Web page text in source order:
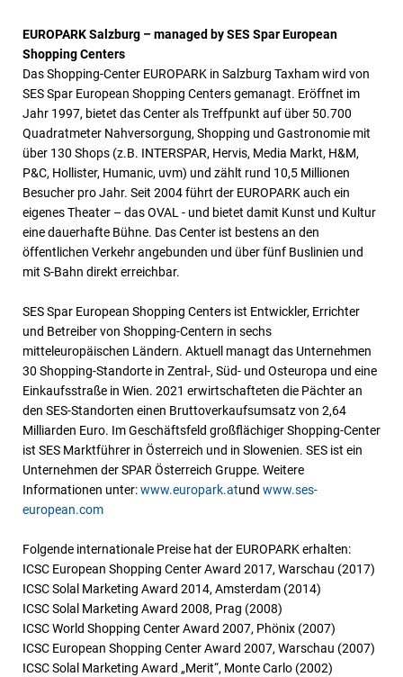
EUROPARK Salzburg – managed by SES Spar European
Shopping Centers
Das Shopping-Center EUROPARK in Salzburg Taxham wird von
SES Spar European Shopping Centers gemanagt. Eröffnet im
Jahr 1997, bietet das Center als Treffpunkt auf über 50.700
Quadratmeter Nahversorgung, Shopping und Gastronomie mit
über 130 Shops (z.B. INTERSPAR, Hervis, Media Markt, H&M,
P&C, Hollister, Humanic, uvm) und zählt rund 10,5 Millionen
Besucher pro Jahr. Seit 2004 führt der EUROPARK auch ein
eigenes Theater – das OVAL - und bietet damit Kunst und Kultur
eine dauerhafte Bühne. Das Center ist bestens an den
öffentlichen Verkehr angebunden und über fünf Buslinien und
mit S-Bahn direkt erreichbar.
SES Spar European Shopping Centers ist Entwickler, Errichter
und Betreiber von Shopping-Centern in sechs
mitteleuropäischen Ländern. Aktuell managt das Unternehmen
30 Shopping-Standorte in Zentral-, Süd- und Osteuropa und eine
Einkaufsstraße in Wien. 2021 erwirtschafteten die Pächter an
den SES-Standorten einen Bruttoverkaufsumsatz von 2,64
Milliarden Euro. Im Geschäftsfeld großflächiger Shopping-Center
ist SES Marktführer in Österreich und in Slowenien. SES ist ein
Unternehmen der SPAR Österreich Gruppe. Weitere
Informationen unter:www.europark.atund www.ses-
european.com
Folgende internationale Preise hat der EUROPARK erhalten:
ICSC European Shopping Center Award 2017, Warschau (2017)
ICSC Solal Marketing Award 2014, Amsterdam (2014)
ICSC Solal Marketing Award 2008, Prag (2008)
ICSC World Shopping Center Award 2007, Phönix (2007)
ICSC European Shopping Center Award 2007, Warschau (2007)
ICSC Solal Marketing Award „Merit“, Monte Carlo (2002)